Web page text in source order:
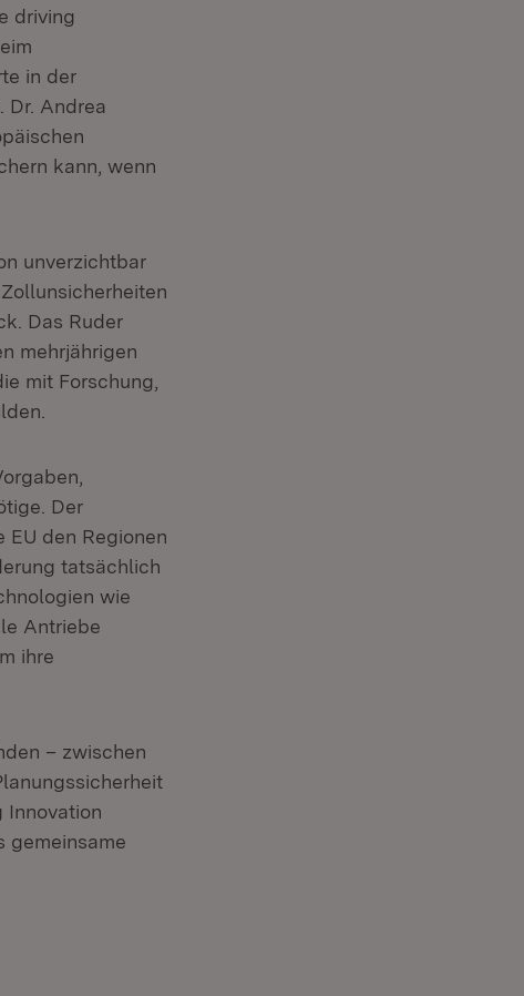
driving
in der
Dr. Andrea
kann, wenn
unverzichtbar
Das Ruder
mehrjährigen
mit Forschung,
Der
den Regionen
tatsächlich
wie
Antriebe
ihre
– zwischen
Innovation
gemeinsame